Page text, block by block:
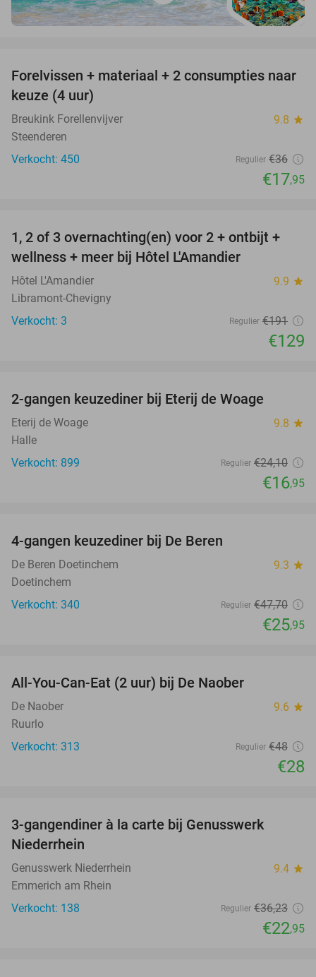
50%
Forelvissen + materiaal + 2 consumpties naar
keuze (4 uur)
Breukink Forellenvijver 9.8 star
Steenderen
Verkocht: 450
Regulier €36
€17,95
32%
TODAY
1, 2 of 3 overnachting(en) voor 2 + ontbijt +
wellness + meer bij Hôtel L'Amandier
Hôtel L'Amandier 9.9 star
Libramont-Chevigny
Verkocht: 3
Regulier €191
€129
2-gangen keuzediner bij Eterij de Woage
Eterij de Woage 9.8 star
Halle
Verkocht: 899
Regulier €24,10
€16,95
4-gangen keuzediner bij De Beren
De Beren Doetinchem 9.3 star
Doetinchem
Verkocht: 340
Regulier €47,70
€25,95
All-You-Can-Eat (2 uur) bij De Naober
De Naober 9.6 star
Ruurlo
Verkocht: 313
Regulier €48
€28
3-gangendiner à la carte bij Genusswerk
Niederrhein
Genusswerk Niederrhein 9.4 star
Emmerich am Rhein
Verkocht: 138
Regulier €36,23
€22,95